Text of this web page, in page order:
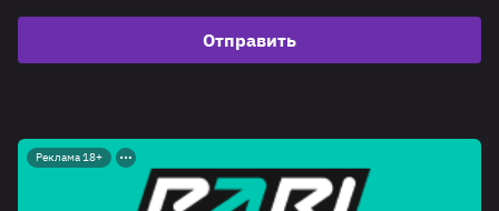
Отправить
Реклама 18+